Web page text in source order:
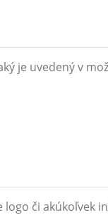
je uvedený v
či akúkoľvek